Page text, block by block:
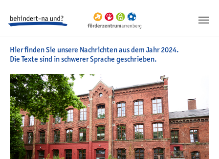
Hier finden Sie unsere Nachrichten aus dem Jahr 2024.
Die Texte sind in schwerer Sprache geschrieben.